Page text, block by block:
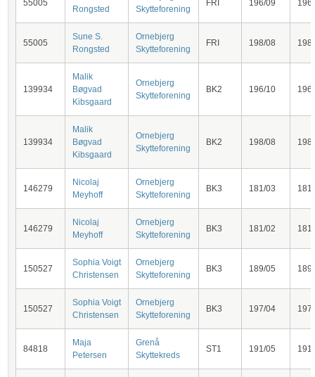
55005
Rongsted
Skytteforening
FRI 196/09 196
55005
Sune S.
Rongsted
Ornebjerg
Skytteforening
FRI 198/08 198
139934
Malik
Bøgvad
Kibsgaard
Ornebjerg
Skytteforening
BK2 196/10 196
139934
Malik
Bøgvad
Kibsgaard
Ornebjerg
Skytteforening
BK2 198/08 198
146279
Nicolaj
Meyhoff
Ornebjerg
Skytteforening
BK3 181/03 181
146279
Nicolaj
Meyhoff
Ornebjerg
Skytteforening
BK3 181/02 181
150527
Sophia Voigt
Christensen
Ornebjerg
Skytteforening
BK3 189/05 189
150527
Sophia Voigt
Christensen
Ornebjerg
Skytteforening
BK3 197/04 197
84818
Maja
Petersen
Grenå
Skyttekreds
ST1 191/05 191